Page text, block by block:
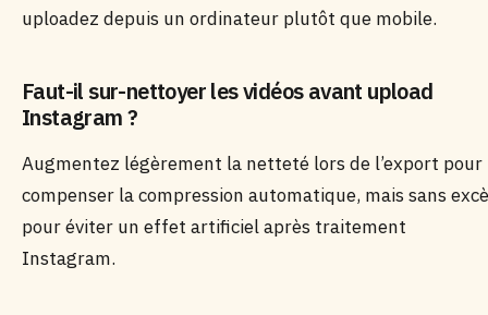
uploadez depuis un ordinateur plutôt que mobile.
Faut-il sur-nettoyer les vidéos avant upload
Instagram ?
Augmentez légèrement la netteté lors de l’export pour
compenser la compression automatique, mais sans
pour éviter un effet artificiel après traitement
Instagram.